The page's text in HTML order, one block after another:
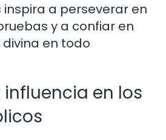
inspira a perseverar en
y a confiar en
en todo
influencia en los